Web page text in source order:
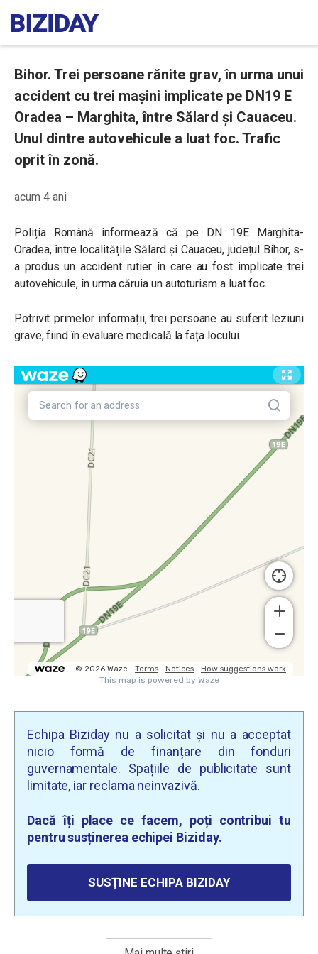
Bihor. Trei persoane rănite grav, în urma unui
accident cu trei mașini implicate pe DN19 E
Oradea – Marghita, între Sălard și Cauaceu.
Unul dintre autovehicule a luat foc. Trafic
oprit în zonă.
acum 4 ani
Poliția Română informează că pe DN 19E Marghita-
Oradea, între localitățile Sălard și Cauaceu, județul Bihor, s-
a produs un accident rutier în care au fost implicate trei
autovehicule, în urma căruia un autoturism a luat foc.
Potrivit primelor informații, trei persoane au suferit leziuni
grave, fiind în evaluare medicală la fața locului.
Echipa Biziday nu a solicitat și nu a acceptat
nicio formă de finanțare din fonduri
guvernamentale. Spațiile de publicitate sunt
limitate, iar reclama neinvazivă.
Dacă îți place ce facem, poți contribui tu
pentru susținerea echipei Biziday.
SUSȚINE ECHIPA BIZIDAY